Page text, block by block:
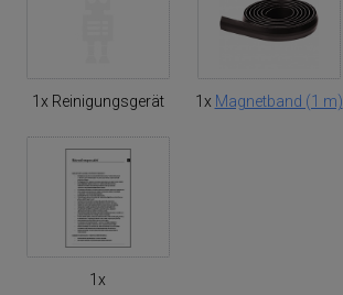
1x Reinigungsgerät 1x Magnetband (1 m)
1x